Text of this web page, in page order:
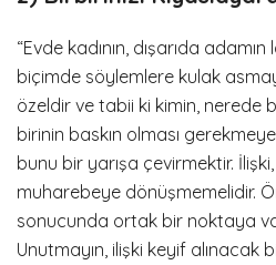
“Evde kadının, dışarıda
biçimde söylemlere kulak
özeldir ve tabii ki kimin, nerede
birinin baskın olması
bunu bir yarışa çevirmektir.
muharebeye dönüşmemelidir.
sonucunda ortak bir noktaya
Unutmayın, ilişki keyif alınacak